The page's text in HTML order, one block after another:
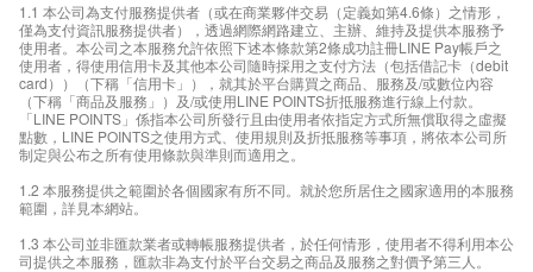
1.1 本公司為支付服務提供者（或在商業夥伴交易（定義如第4.6條）之情形，
僅為支付資訊服務提供者），透過網際網路建立、主辦、維持及提供本服務予
使用者。本公司之本服務允許依照下述本條款第2條成功註冊LINE Pay帳戶之
使用者，得使用信用卡及其他本公司隨時採用之支付方法（包括借記卡（debit
card））（下稱「信用卡」），就其於平台購買之商品、服務及/或數位內容
（下稱「商品及服務」）及/或使用LINE POINTS折抵服務進行線上付款。
「LINE POINTS」係指本公司所發行且由使用者依指定方式所無償取得之虛擬
點數，LINE POINTS之使用方式、使用規則及折抵服務等事項，將依本公司所
制定與公布之所有使用條款與準則而適用之。
1.2 本服務提供之範圍於各個國家有所不同。就於您所居住之國家適用的本服務
範圍，詳見本網站。
1.3 本公司並非匯款業者或轉帳服務提供者，於任何情形，使用者不得利用本公
司提供之本服務，匯款非為支付於平台交易之商品及服務之對價予第三人。